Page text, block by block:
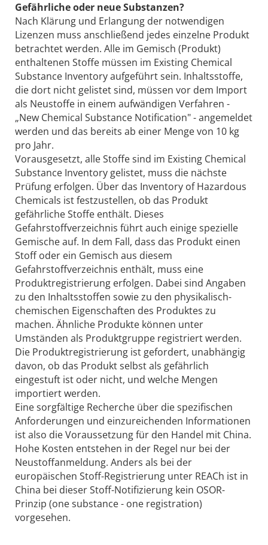
Gefährliche oder neue Substanzen?
Nach Klärung und Erlangung der notwendigen
Lizenzen muss anschließend jedes einzelne Produkt
betrachtet werden. Alle im Gemisch (Produkt)
enthaltenen Stoffe müssen im Existing Chemical
Substance Inventory aufgeführt sein. Inhaltsstoffe,
die dort nicht gelistet sind, müssen vor dem Import
als Neustoffe in einem aufwändigen Verfahren -
„New Chemical Substance Notification" - angemeldet
werden und das bereits ab einer Menge von 10 kg
pro Jahr.
Vorausgesetzt, alle Stoffe sind im Existing Chemical
Substance Inventory gelistet, muss die nächste
Prüfung erfolgen. Über das Inventory of Hazardous
Chemicals ist festzustellen, ob das Produkt
gefährliche Stoffe enthält. Dieses
Gefahrstoffverzeichnis führt auch einige spezielle
Gemische auf. In dem Fall, dass das Produkt einen
Stoff oder ein Gemisch aus diesem
Gefahrstoffverzeichnis enthält, muss eine
Produktregistrierung erfolgen. Dabei sind Angaben
zu den Inhaltsstoffen sowie zu den physikalisch-
chemischen Eigenschaften des Produktes zu
machen. Ähnliche Produkte können unter
Umständen als Produktgruppe registriert werden.
Die Produktregistrierung ist gefordert, unabhängig
davon, ob das Produkt selbst als gefährlich
eingestuft ist oder nicht, und welche Mengen
importiert werden.
Eine sorgfältige Recherche über die spezifischen
Anforderungen und einzureichenden Informationen
ist also die Voraussetzung für den Handel mit China.
Hohe Kosten entstehen in der Regel nur bei der
Neustoffanmeldung. Anders als bei der
europäischen Stoff-Registrierung unter REACh ist in
China bei dieser Stoff-Notifizierung kein OSOR-
Prinzip (one substance - one registration)
vorgesehen.